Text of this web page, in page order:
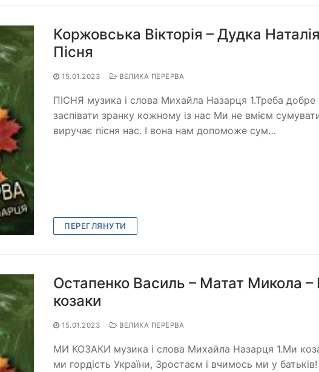
Коржовська Вікторія – Дудка
Пісня
15.01.2023 ВЕЛИКА ПЕРЕРВА
ПІСНЯ музика і слова Михайла Назарця 1.Треба добре
заспівати зранку кожному із нас Ми не вмієм
виручає пісня нас. І вона нам допоможе сум…
ПЕРЕГЛЯНУТИ
Остапенко Василь – Матат Микола
козаки
15.01.2023 ВЕЛИКА ПЕРЕРВА
МИ КОЗАКИ музика і слова Михайла Назарця 1.Ми
ми гордість України, Зростаєм і вчимось ми у